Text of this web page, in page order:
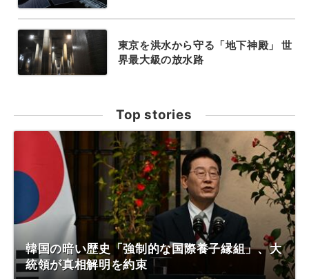
東京を洪水から守る「地下神殿」 世
界最大級の放水路
Top stories
韓国の暗い歴史「強制的な国際養子縁組」、大
統領が真相解明を約束